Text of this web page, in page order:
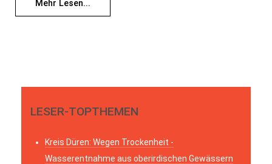
Mehr Lesen...
LESER-TOPTHEMEN
Kreis Düren: Wegen Trockenheit -
Wasserentnahme aus oberirdischen Gewässern